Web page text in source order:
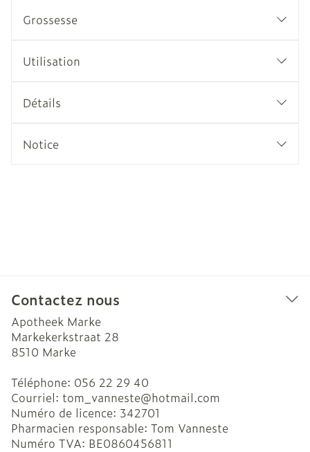
Grossesse
Utilisation
Détails
Notice
Contactez nous
Apotheek Marke
Markekerkstraat 28
8510 Marke
Téléphone: 056 22 29 40
Courriel: tom_vanneste@hotmail.com
Numéro de licence: 342701
Pharmacien responsable: Tom Vanneste
Numéro TVA: BE0860456811